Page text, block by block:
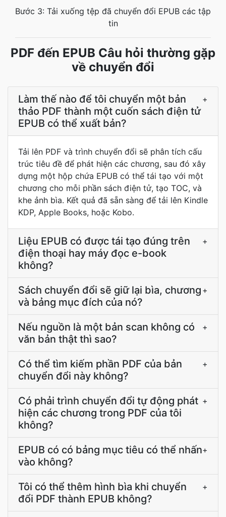
Bước 3: Tải xuống tệp đã chuyển đổi EPUB các tập
tin
PDF đến EPUB Câu hỏi thường gặp
về chuyển đổi
Làm thế nào để tôi chuyển một bản
thảo PDF thành một cuốn sách điện tử
EPUB có thể xuất bản?
+
Tải lên PDF và trình chuyển đổi sẽ phân tích cấu
trúc tiêu đề để phát hiện các chương, sau đó xây
dựng một hộp chứa EPUB có thể tái tạo với một
chương cho mỗi phần sách điện tử, tạo TOC, và
khe ảnh bìa. Kết quả đã sẵn sàng để tải lên Kindle
KDP, Apple Books, hoặc Kobo.
Liệu EPUB có được tái tạo đúng trên
điện thoại hay máy đọc e-book
không?
+
Sách chuyển đổi sẽ giữ lại bìa, chương
và bảng mục đích của nó?
+
Nếu nguồn là một bản scan không có
văn bản thật thì sao?
+
Có thể tìm kiếm phần PDF của bản
chuyển đổi này không?
+
Có phải trình chuyển đổi tự động phát
hiện các chương trong PDF của tôi
không?
+
EPUB có có bảng mục tiêu có thể nhấn
vào không?
+
Tôi có thể thêm hình bìa khi chuyển
đổi PDF thành EPUB không?
+